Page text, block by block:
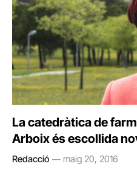
La catedràtica de
Arboix és escollida
Redacció maig 20, 2016